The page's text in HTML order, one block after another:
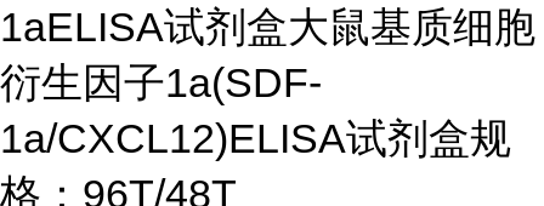
1aELISA试剂盒大鼠基质细胞
衍生因子1a(SDF-
1a/CXCL12)ELISA试剂盒规
格：96T/48T